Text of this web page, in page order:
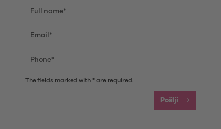
The fields marked with * are required.
Pošlji